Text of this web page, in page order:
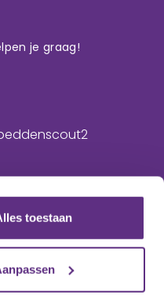
toestaan
je graag!